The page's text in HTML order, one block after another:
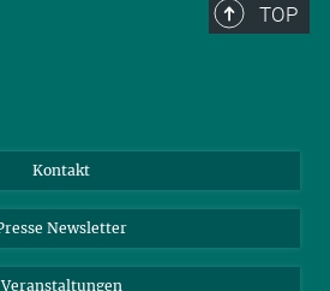
TOP
Kontakt
Newsletter
Veranstaltungen